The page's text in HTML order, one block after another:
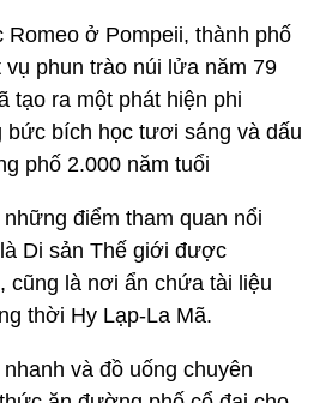
Romeo ở Pompeii, thành phố
vụ phun trào núi lửa năm 79
tạo ra một phát hiện phi
bích học tươi sáng và dấu
phố 2.000 năm tuổi
điểm tham quan nổi
Di sản Thế giới được
cũng là nơi ẩn chứa tài liệu
thời Hy Lạp-La Mã.
và đồ uống chuyên